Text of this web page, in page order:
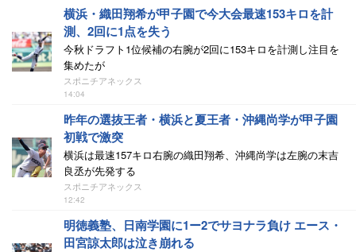
横浜・織田翔希が甲子園で今大会最速153キロを計
測、2回に1点を失う
今秋ドラフト1位候補の右腕が2回に153キロを計測し注目を
集めたが
スポニチアネックス
14:04
昨年の選抜王者・横浜と夏王者・沖縄尚学が甲子園
初戦で激突
横浜は最速157キロ右腕の織田翔希、沖縄尚学は左腕の末吉
良丞が先発する
スポニチアネックス
12:42
明徳義塾、日南学園に1ー2でサヨナラ負け エース・
田宮諒太郎は泣き崩れる